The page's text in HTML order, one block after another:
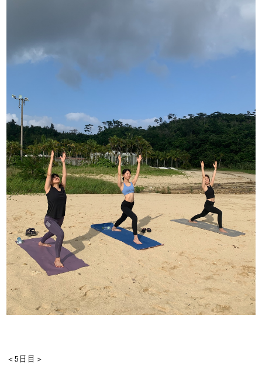
＜5日目＞